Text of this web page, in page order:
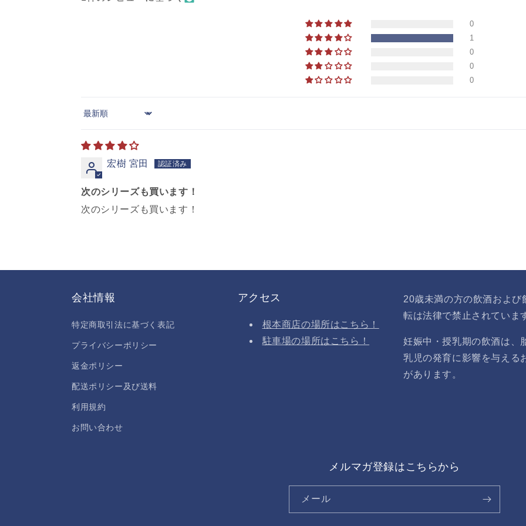
0
1
0
0
0
Sort by
宏樹 宮田
次のシリーズも買います！
次のシリーズも買います！
会社情報
特定商取引法に基づく表記
プライバシーポリシー
返金ポリシー
配送ポリシー及び送料
利用規約
お問い合わせ
アクセス
根本商店の場所はこちら！
駐車場の場所はこちら！
20歳未満の方の飲酒および
転は法律で禁止されていま
妊娠中・授乳期の飲酒は、
乳児の発育に影響を与える
があります。
メルマガ登録はこちらから
メール